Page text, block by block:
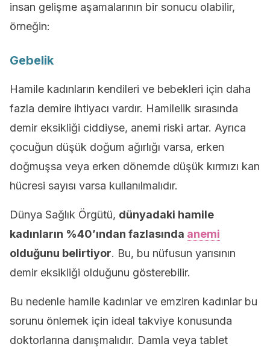
insan gelişme aşamalarının bir sonucu olabilir,
örneğin:
Gebelik
Hamile kadınların kendileri ve bebekleri için daha
fazla demire ihtiyacı vardır. Hamilelik sırasında
demir eksikliği ciddiyse, anemi riski artar. Ayrıca
çocuğun düşük doğum ağırlığı varsa, erken
doğmuşsa veya erken dönemde düşük kırmızı kan
hücresi sayısı varsa kullanılmalıdır.
Dünya Sağlık Örgütü, dünyadaki hamile
kadınların %40’ından fazlasında anemi
olduğunu belirtiyor. Bu, bu nüfusun yarısının
demir eksikliği olduğunu gösterebilir.
Bu nedenle hamile kadınlar ve emziren kadınlar bu
sorunu önlemek için ideal takviye konusunda
doktorlarına danışmalıdır. Damla veya tablet